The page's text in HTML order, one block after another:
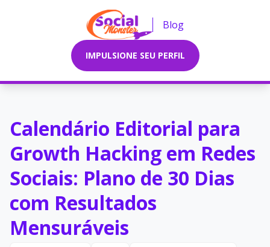
Blog
IMPULSIONE SEU PERFIL
Calendário Editorial para
Growth Hacking em Redes
Sociais: Plano de 30 Dias
com Resultados
Mensuráveis